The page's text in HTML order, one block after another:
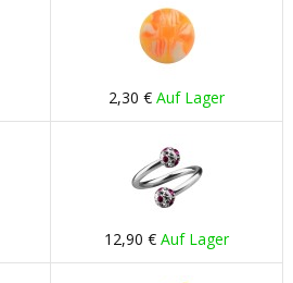
2,30 € Auf Lager
12,90 € Auf Lager